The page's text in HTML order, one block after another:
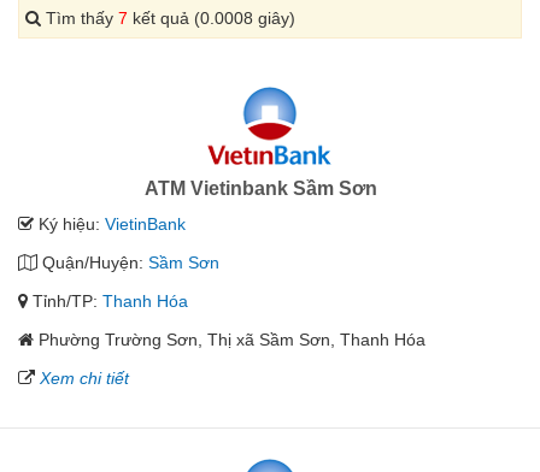
Tìm thấy 7 kết quả (0.0008 giây)
ATM Vietinbank Sầm Sơn
Ký hiệu: VietinBank
Quận/Huyện: Sầm Sơn
Tỉnh/TP: Thanh Hóa
Phường Trường Sơn, Thị xã Sầm Sơn, Thanh Hóa
Xem chi tiết